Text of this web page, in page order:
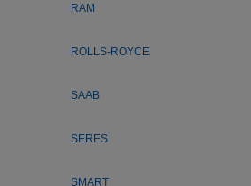
RAM
ROLLS-ROYCE
SAAB
SERES
SMART